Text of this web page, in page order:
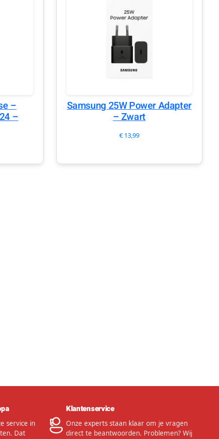
–
–
Samsung 25W Power Adapter
– Zwart
€13,99
service in
Dat
Klantenservice
Onze experts staan klaar om je vragen
direct te beantwoorden. Problemen? Wij